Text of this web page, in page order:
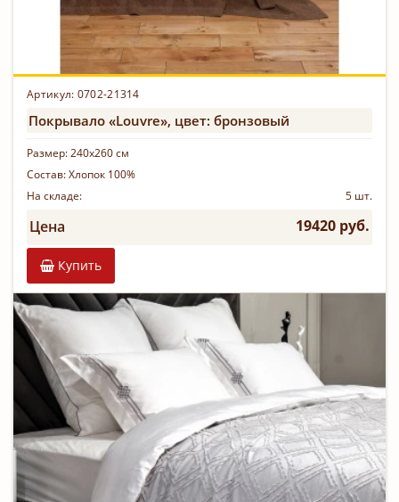
Артикул: 0702-21314
Покрывало «Louvre», цвет: бронзовый
Размер:240х260 см
Состав:Хлопок 100%
На складе:
5 шт.
Цена 19420 руб.
Купить